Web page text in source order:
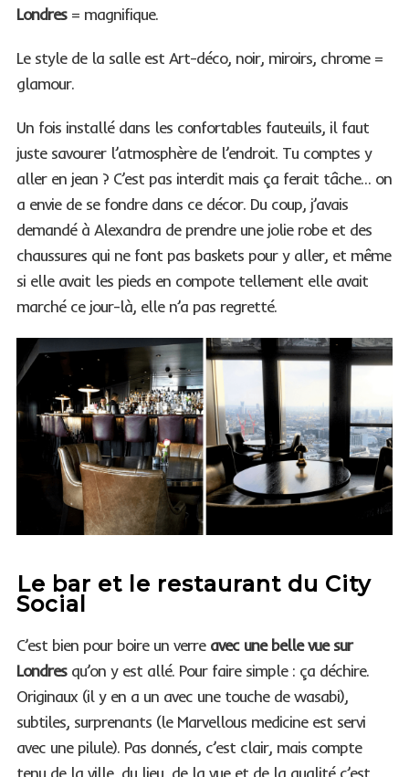
Londres= magnifique.
Le style de la salle est Art-déco, noir, miroirs, chrome =
glamour.
Un fois installé dans les confortables fauteuils, il faut
juste savourer l’atmosphère de l’endroit. Tu comptes y
aller en jean ? C’est pas interdit mais ça ferait tâche… on
a envie de se fondre dans ce décor. Du coup, j’avais
demandé à Alexandra de prendre une jolie robe et des
chaussures qui ne font pas baskets pour y aller, et même
si elle avait les pieds en compote tellement elle avait
marché ce jour-là, elle n’a pas regretté.
Le bar et le restaurant du City
Social
C’est bien pour boire un verre avec une belle vue sur
Londresqu’on y est allé. Pour faire simple : ça déchire.
Originaux (il y en a un avec une touche de wasabi),
subtiles, surprenants (le Marvellous medicine est servi
avec une pilule). Pas donnés, c’est clair, mais compte
tenu de la ville, du lieu, de la vue et de la qualité c’est